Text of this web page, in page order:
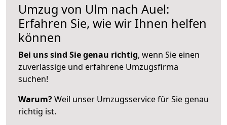
Umzug von Ulm nach Auel:
Erfahren Sie, wie wir Ihnen helfen
können
Bei uns sind Sie genau richtig, wenn Sie einen
zuverlässige und erfahrene Umzugsfirma
suchen!
Warum?Weil unser Umzugsservice für Sie genau
richtig ist.